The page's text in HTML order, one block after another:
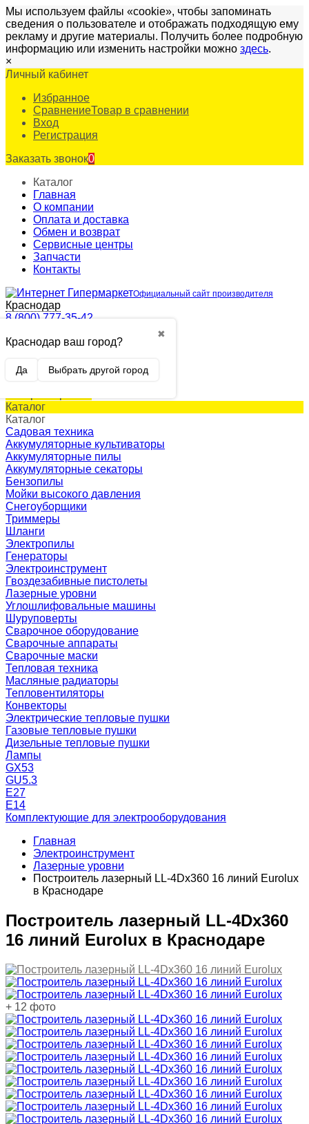
Мы используем файлы «cookie», чтобы запоминать
сведения о пользователе и отображать подходящую ему
рекламу и другие материалы. Получить более подробную
информацию или изменить настройки можно здесь.
×
Личный кабинет
Избранное
СравнениеТовар в сравнении
Вход
Регистрация
Заказать звонок0
Каталог
Главная
О компании
Оплата и доставка
Обмен и возврат
Сервисные центры
Запчасти
Контакты
Официальный сайт производителя
Краснодар
✖
Краснодар ваш город?
Да Выбрать другой город
8 (800) 777-35-42
0
0 p.
(пусто)
Каталог
Каталог
Садовая техника
Аккумуляторные культиваторы
Аккумуляторные пилы
Аккумуляторные секаторы
Бензопилы
Мойки высокого давления
Снегоуборщики
Триммеры
Шланги
Электропилы
Генераторы
Электроинструмент
Гвоздезабивные пистолеты
Лазерные уровни
Углошлифовальные машины
Шуруповерты
Сварочное оборудование
Сварочные аппараты
Сварочные маски
Тепловая техника
Масляные радиаторы
Тепловентиляторы
Конвекторы
Электрические тепловые пушки
Газовые тепловые пушки
Дизельные тепловые пушки
Лампы
GX53
GU5.3
Е27
Е14
Комплектующие для электрооборудования
Главная
Электроинструмент
Лазерные уровни
Построитель лазерный LL-4Dх360 16 линий Eurolux
в Краснодаре
Построитель лазерный LL-4Dх360
16 линий Eurolux в Краснодаре
+ 12 фото